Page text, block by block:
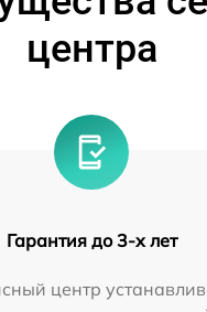
центра
Гарантия до 3-х лет
центр